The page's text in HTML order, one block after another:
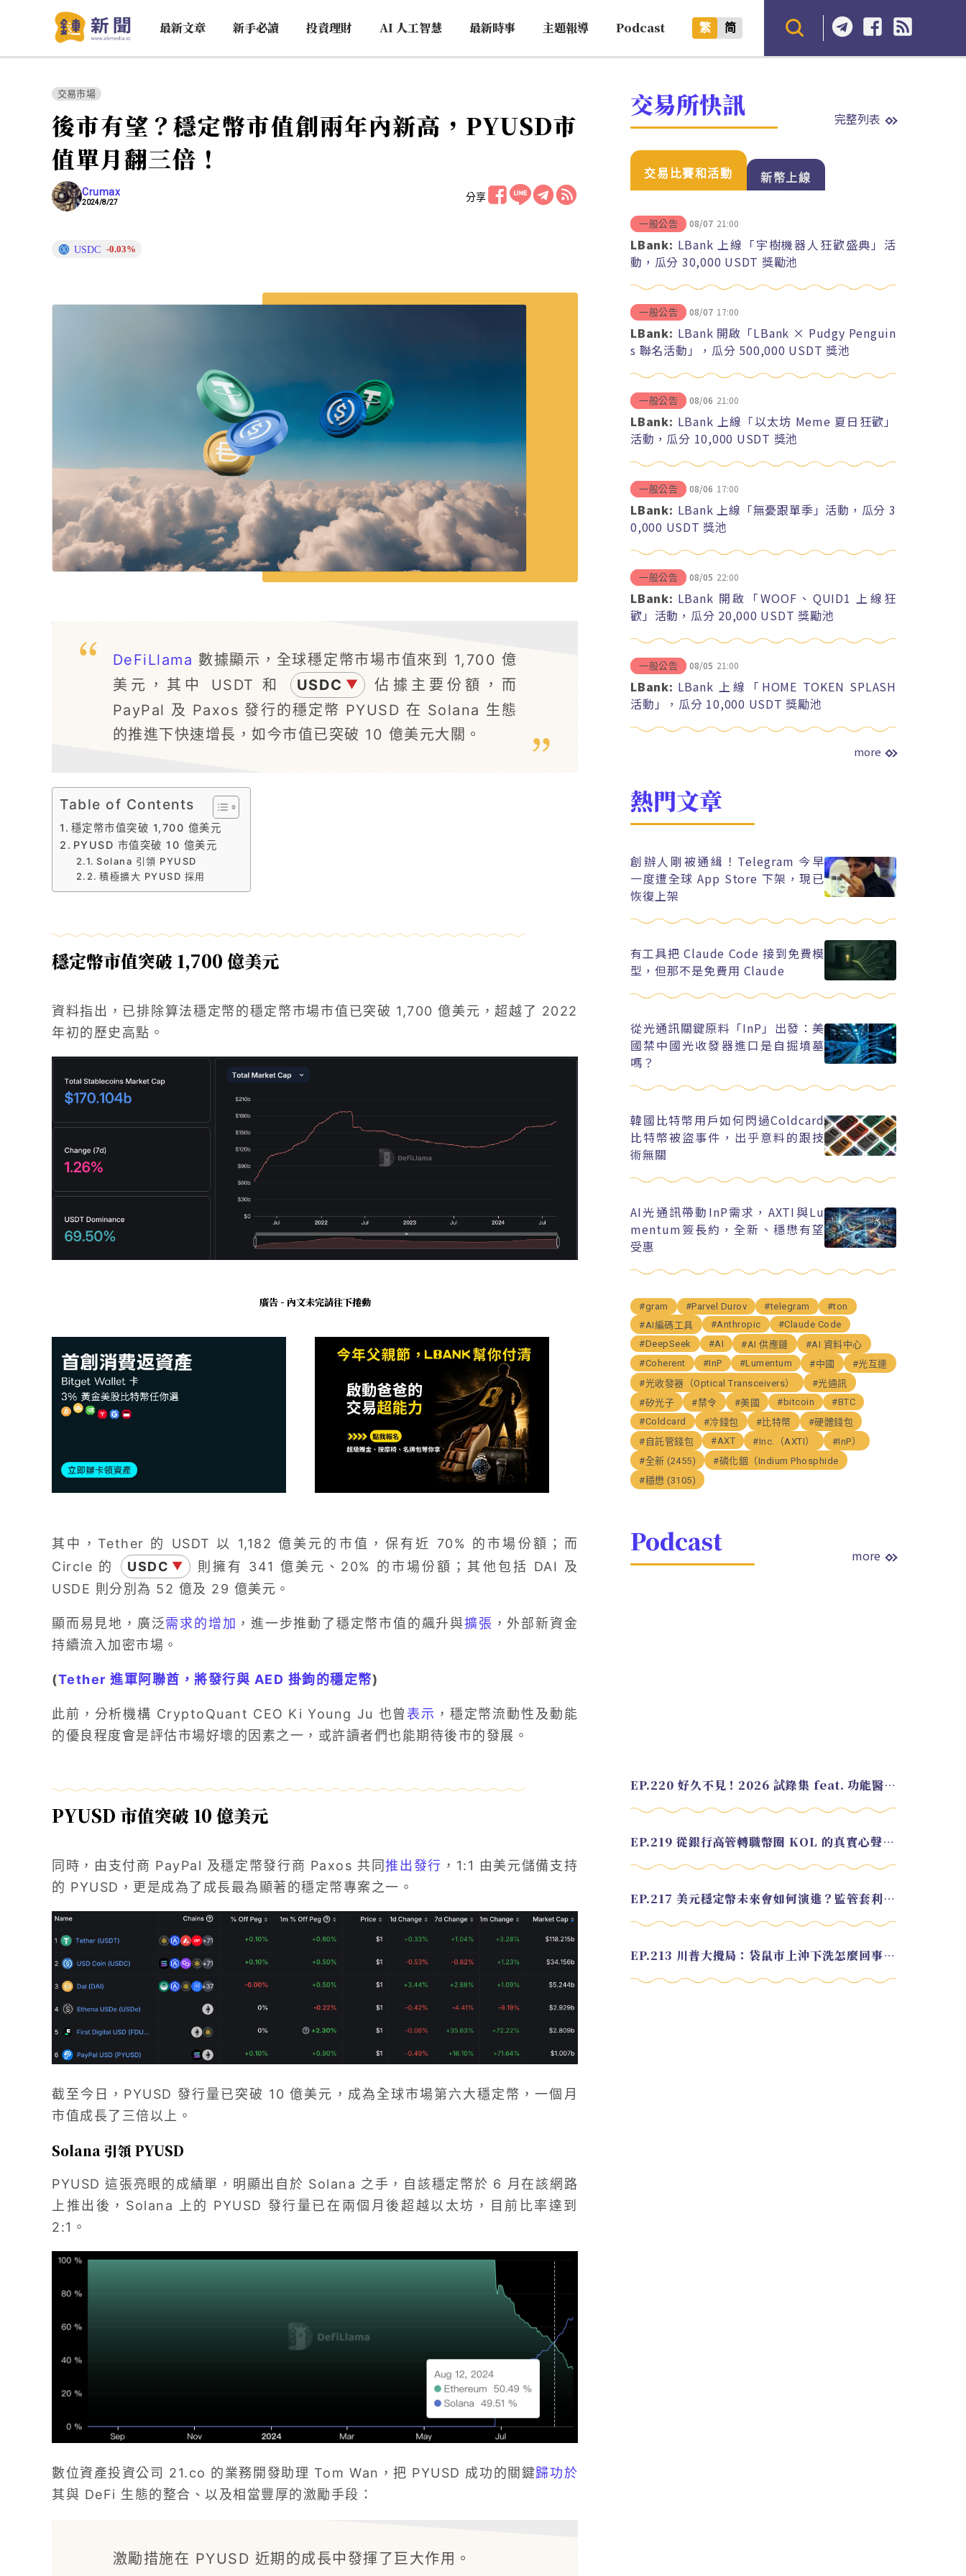
最新文章 新手必讀 投資理財 AI 人工智慧 最新時事 主題報導 Podcast 繁 简
交易市場
後市有望？穩定幣市值創兩年內新高，PYUSD市
值單月翻三倍！
Crumax
2024/8/27 分享
USDC -0.03%
DeFiLlama 數據顯示，全球穩定幣市場市值來到 1,700 億
美元，其中 USDT 和
USDC ▼
佔據主要份額，而
PayPal 及 Paxos 發行的穩定幣 PYUSD 在 Solana 生態
的推進下快速增長，如今市值已突破 10 億美元大關。
Table of Contents
穩定幣市值突破 1,700 億美元
PYUSD 市值突破 10 億美元
Solana 引領 PYUSD
積極擴大 PYUSD 採用
穩定幣市值突破 1,700 億美元
資料指出，已排除算法穩定幣的穩定幣市場市值已突破 1,700 億美元，超越了 2022
年初的歷史高點。
廣告 - 內文未完請往下捲動
其中，Tether 的 USDT 以 1,182 億美元的市值，保有近 70% 的市場份額；而
Circle 的
USDC ▼
則擁有 341 億美元、20% 的市場份額；其他包括 DAI 及
USDE 則分別為 52 億及 29 億美元。
顯而易見地，廣泛需求的增加 ，進一步推動了穩定幣市值的飆升與擴張 ，外部新資金
持續流入加密市場。
(Tether 進軍阿聯酋，將發行與 AED 掛鉤的穩定幣)
此前，分析機構 CryptoQuant CEO Ki Young Ju 也曾 表示 ，穩定幣流動性及動能
的優良程度會是評估市場好壞的因素之一，或許讀者們也能期待後市的發展。
PYUSD 市值突破 10 億美元
同時，由支付商 PayPal 及穩定幣發行商 Paxos 共同推出發行 ，1:1 由美元儲備支持
的 PYUSD，更是成為了成長最為顯著的穩定幣專案之一。
截至今日，PYUSD 發行量已突破 10 億美元，成為全球市場第六大穩定幣，一個月
市值成長了三倍以上。
Solana 引領 PYUSD
PYUSD 這張亮眼的成績單，明顯出自於 Solana 之手，自該穩定幣於 6 月在該網路
上推出後，Solana 上的 PYUSD 發行量已在兩個月後超越以太坊，目前比率達到
2:1。
數位資產投資公司 21.co 的業務開發助理 Tom Wan，把 PYUSD 成功的關鍵歸功於
其與 DeFi 生態的整合、以及相當豐厚的激勵手段：
激勵措施在 PYUSD 近期的成長中發揮了巨大作用。
交易所快訊 完整列表
交易比賽和活動 新幣上線
一般公告 08/07 21:00
LBank: LBank 上線「宇樹機器人狂歡盛典」活
動，瓜分 30,000 USDT 獎勵池
一般公告 08/07 17:00
LBank: LBank 開啟「LBank × Pudgy Penguin
s 聯名活動」，瓜分 500,000 USDT 獎池
一般公告 08/06 21:00
LBank: LBank 上線「以太坊 Meme 夏日狂歡」
活動，瓜分 10,000 USDT 獎池
一般公告 08/06 17:00
LBank: LBank 上線「無憂跟單季」活動，瓜分 3
0,000 USDT 獎池
一般公告 08/05 22:00
LBank: LBank 開啟「WOOF、QUID1 上線狂
歡」活動，瓜分 20,000 USDT 獎勵池
一般公告 08/05 21:00
LBank: LBank 上線「HOME TOKEN SPLASH
活動」，瓜分 10,000 USDT 獎勵池
more
熱門文章
創辦人剛被通緝！Telegram 今早
一度遭全球 App Store 下架，現已
恢復上架
有工具把 Claude Code 接到免費模
型，但那不是免費用 Claude
從光通訊關鍵原料「InP」出發：美
國禁中國光收發器進口是自掘墳墓
嗎？
韓國比特幣用戶如何閃過Coldcard
比特幣被盜事件，出乎意料的跟技
術無關
AI光通訊帶動InP需求，AXTI與Lu
mentum簽長約，全新、穩懋有望
受惠
#gram #Parvel Durov #telegram
#ton
#AI編碼工具
#Anthropic
#Claude Code
#DeepSeek
#AI #AI 供應鏈
#AI 資料中心
#Coherent
#InP #Lumentum #中國
#光互連
#光收發器（Optical Transceivers）
#光通訊
#矽光子
#禁令 #美國 #bitcoin
#BTC
#Coldcard
#冷錢包 #比特幣
#硬體錢包
#自託管錢包
#AXT #Inc.（AXTI）
#InP）
#全新 (2455)
#磷化銦（Indium Phosphide
#穩懋 (3105)
Podcast more
EP.220 好久不見！2026 試錄集 feat. 功能醫學營養師 美寶
EP.219 從銀行高管轉職幣圈 KOL 的真實心聲 feat.龜大
EP.217 美元穩定幣未來會如何演進？監管套利終將收斂？feat. 研究員 余哲安
EP.213 川普大攪局：袋鼠市上沖下洗怎麼回事？feat. Alvin